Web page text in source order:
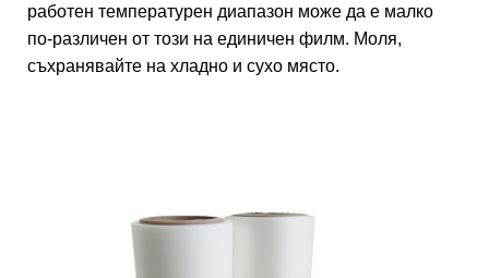
работен температурен диапазон може да е малко
по-различен от този на единичен филм. Моля,
съхранявайте на хладно и сухо място.